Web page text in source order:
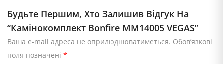
Будьте Першим, Хто Залишив Відгук На
“Камінокомплект Bonfire MM14005 VEGAS”
Ваша e-mail адреса не оприлюднюватиметься. Обов’язкові
поля позначені *